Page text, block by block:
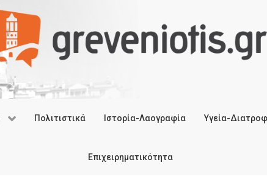
Πολιτιστικά Ιστορία-Λαογραφία Υγεία-
Επιχειρηματικότητα